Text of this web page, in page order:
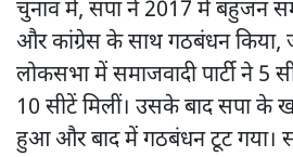
चुनाव में, सपा ने 2017 में बहुजन
और कांग्रेस के साथ गठबंधन किया,
लोकसभा में समाजवादी पार्टी ने 5
10 सीटें मिलीं। उसके बाद सपा के
हुआ और बाद में गठबंधन टूट गया।